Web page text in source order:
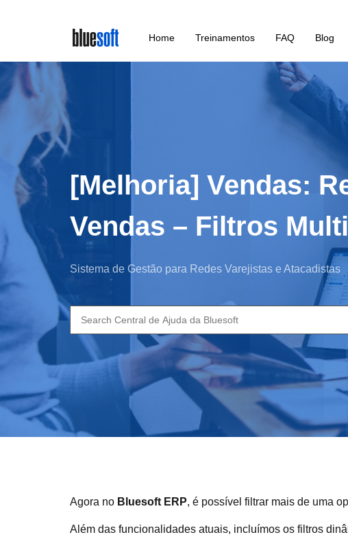
main
content
Home Treinamentos FAQ Blog
[Melhoria] Vendas:
Vendas – Filtros
Sistema de Gestão para Redes Varejistas e Atacadistas
Search
for:
Agora no Bluesoft ERP, é possível filtrar mais de uma
Além das funcionalidades atuais, incluímos os filtros